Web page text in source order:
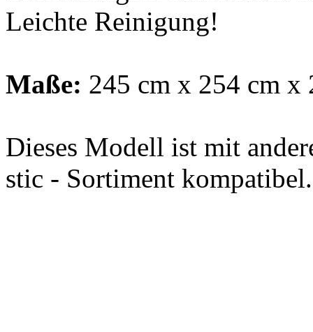
Dieses Modell ist mit